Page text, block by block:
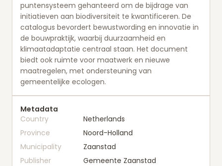
puntensysteem gehanteerd om de bijdrage van
initiatieven aan biodiversiteit te kwantificeren. De
catalogus bevordert bewustwording en innovatie in
de bouwpraktijk, waarbij duurzaamheid en
klimaatadaptatie centraal staan. Het document
biedt ook ruimte voor maatwerk en nieuwe
maatregelen, met ondersteuning van
gemeentelijke ecologen.
Metadata
Country
Netherlands
Province
Noord-Holland
Municipality
Zaanstad
Publisher
Gemeente Zaanstad